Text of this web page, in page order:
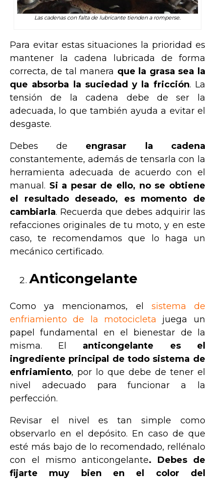
Las cadenas con falta de lubricante tienden a romperse.
Para evitar estas situaciones la prioridad es
mantener la cadena lubricada de forma
correcta, de tal manera que la grasa sea la
que absorba la suciedad y la fricción. La
tensión de la cadena debe de ser la
adecuada, lo que también ayuda a evitar el
desgaste.
Debes de engrasar la cadena
constantemente, además de tensarla con la
herramienta adecuada de acuerdo con el
manual. Si a pesar de ello, no se obtiene
el resultado deseado, es momento de
cambiarla. Recuerda que debes adquirir las
refacciones originales de tu moto, y en este
caso, te recomendamos que lo haga un
mecánico certificado.
Anticongelante
Como ya mencionamos, el sistema de
enfriamiento de la motocicleta juega un
papel fundamental en el bienestar de la
misma. El anticongelante es el
ingrediente principal de todo sistema de
enfriamiento, por lo que debe de tener el
nivel adecuado para funcionar a la
perfección.
Revisar el nivel es tan simple como
observarlo en el depósito. En caso de que
esté más bajo de lo recomendado, rellénalo
con el mismo anticongelante. Debes de
fijarte muy bien en el color del